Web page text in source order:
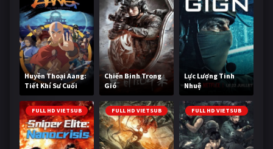
Huyền Thoại Aang:
Tiết Khí Sư Cuối
Cùng
Chiến Binh Trong
Gió
Lực Lượng Tinh
Nhuệ
FULL HD VIETSUB FULL HD VIETSUB FULL HD VIETSUB